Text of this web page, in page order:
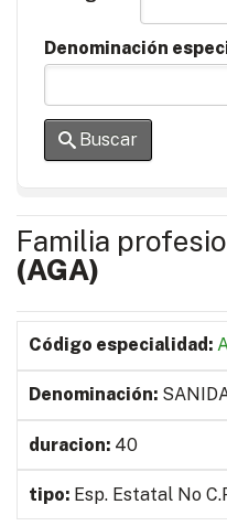
Denominación
Buscar
Familia
(AGA)
40
Esp. Estatal No